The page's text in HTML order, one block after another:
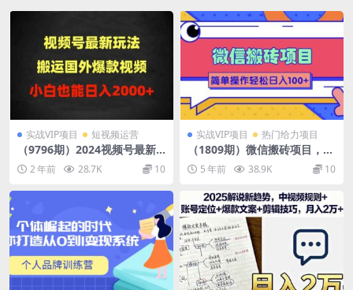
实战VIP项目 短视频运营
（9796期）2024视频号最新
玩法，搬运国外爆款视频，10
0%过原创，小白也能日入200
0+
2 年前 28.7K 10
实战VIP项目 热门给力项目
（1809期）微信搬砖项目，简
单几步操作即可轻松日入100+
【批量操作赚更多】
5 年前 38.9K 10